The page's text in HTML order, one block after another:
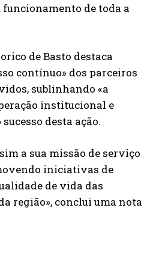
de toda a
de Basto destaca
contínuo» dos parceiros
sublinhando «a
institucional e
desta ação.
a sua missão de serviço
iniciativas de
de vida das
região», conclui uma nota